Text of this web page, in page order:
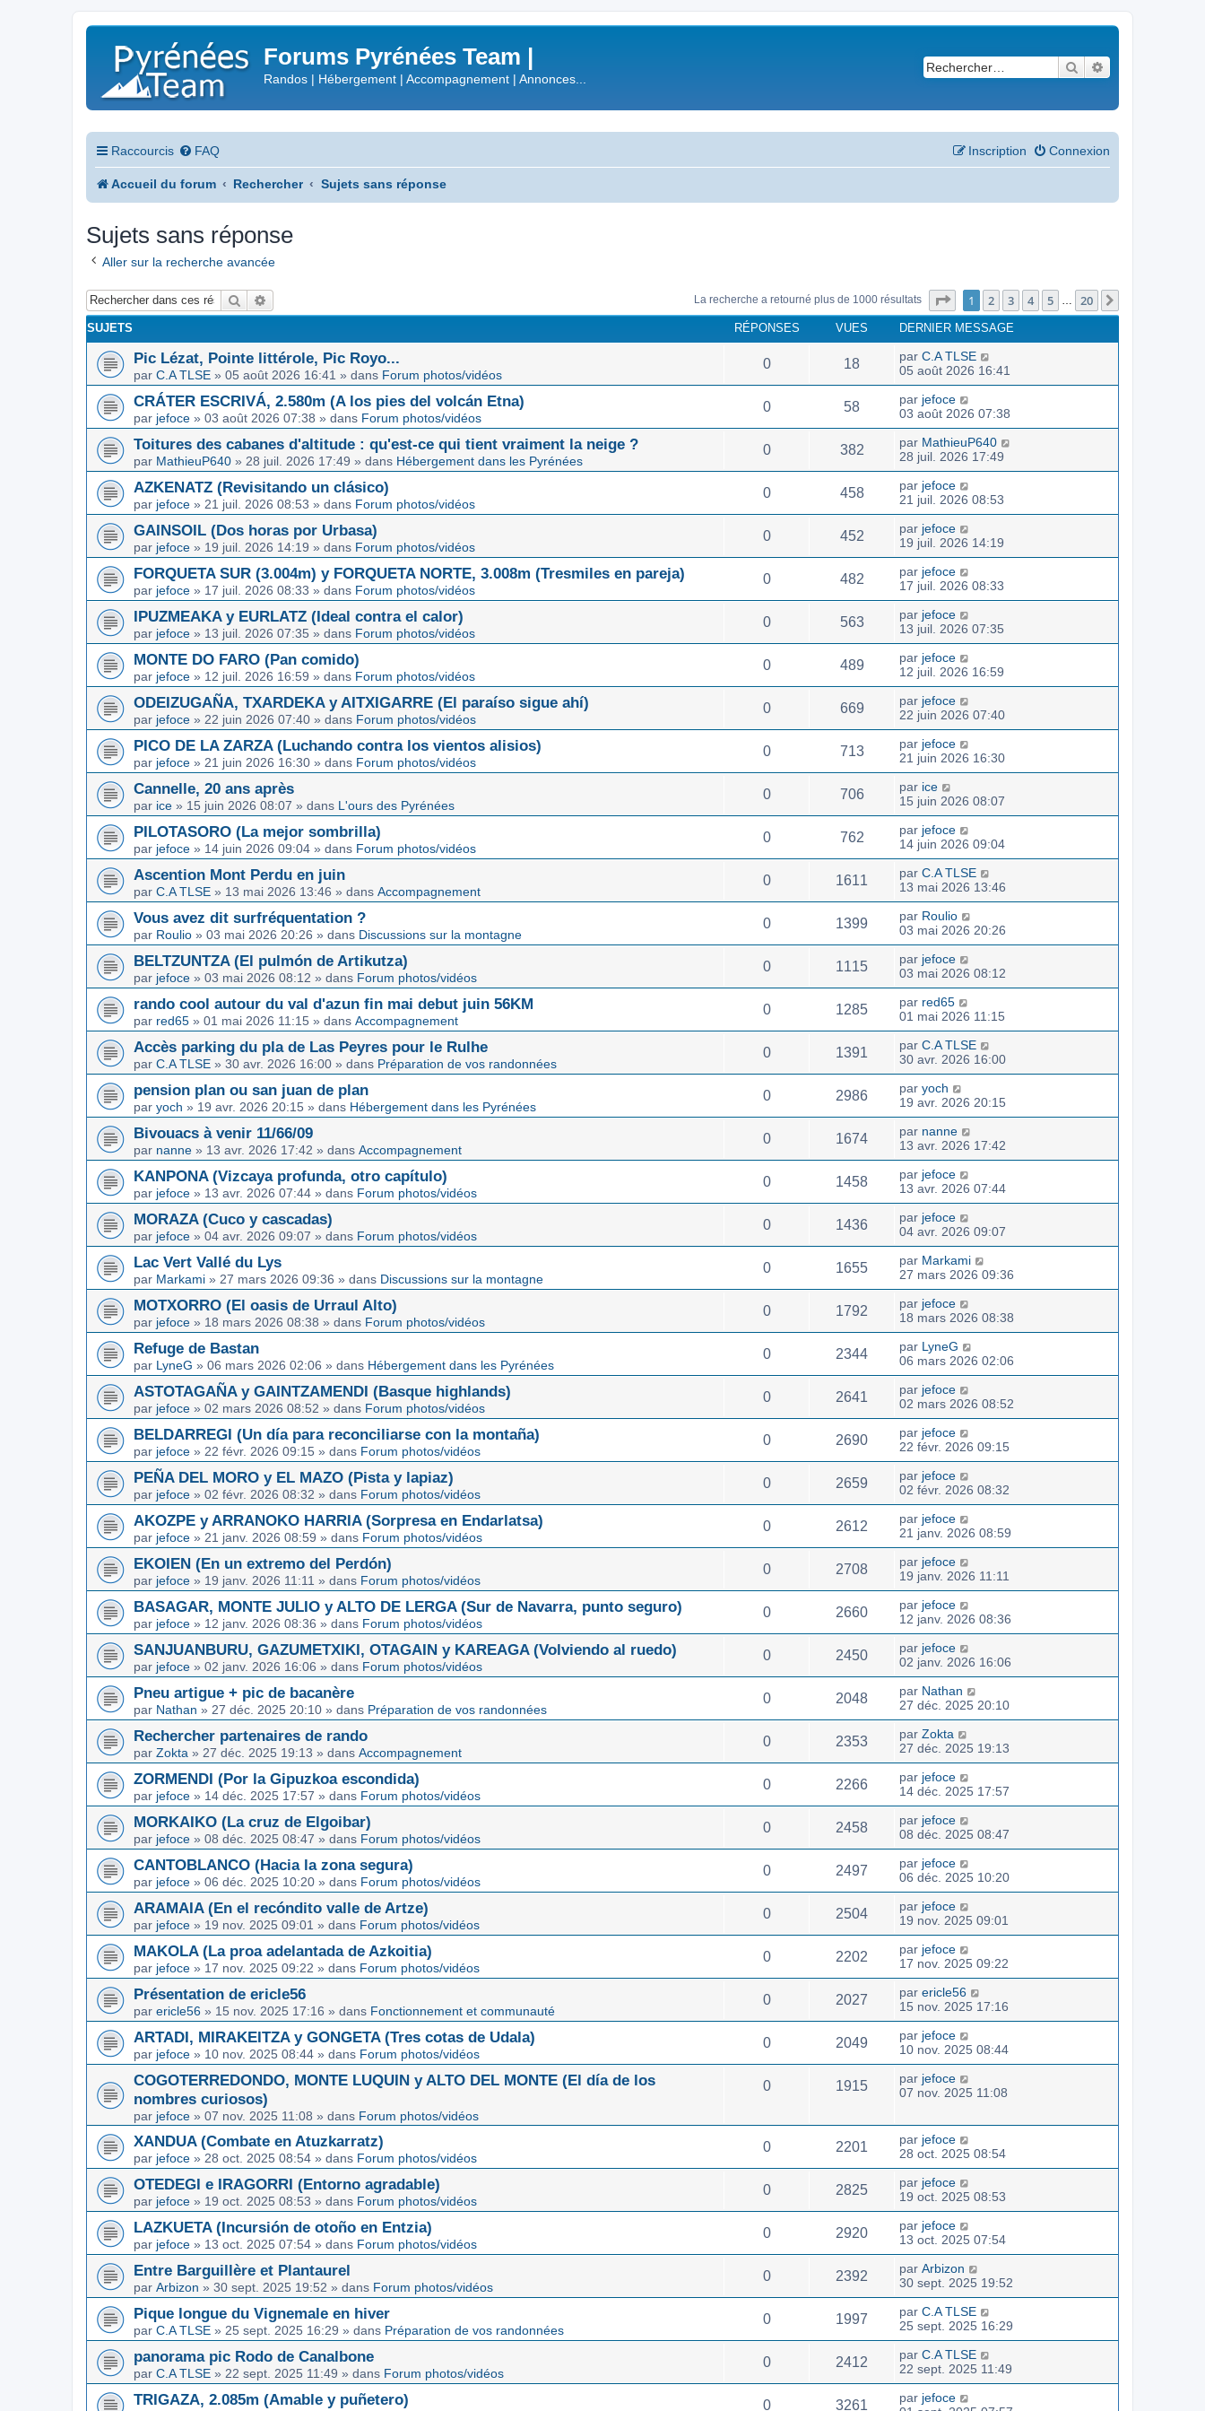
Forums Pyrénées Team |
Randos | Hébergement | Accompagnement | Annonces...
Rechercher
Raccourcis FAQ Connexion
Inscription
Accueil du forum Rechercher Sujets sans réponse
Sujets sans réponse
Aller sur la recherche avancée
Rechercher La recherche a retourné plus de 1000 résultats Page sur20
1 2 3 4 5 … 20
SUJETS RÉPONSES VUES DERNIER MESSAGE
Pic Lézat, Pointe littérole, Pic Royo...
par C.A TLSE » 05 août 2026 16:41 » dans Forum photos/vidéos
0 18 par C.A TLSE
05 août 2026 16:41
CRÁTER ESCRIVÁ, 2.580m (A los pies del volcán Etna)
par jefoce » 03 août 2026 07:38 » dans Forum photos/vidéos
0 58 par jefoce
03 août 2026 07:38
Toitures des cabanes d'altitude : qu'est-ce qui tient vraiment la neige ?
par MathieuP640 » 28 juil. 2026 17:49 » dans Hébergement dans les Pyrénées
0 382 par MathieuP640
28 juil. 2026 17:49
AZKENATZ (Revisitando un clásico)
par jefoce » 21 juil. 2026 08:53 » dans Forum photos/vidéos
0 458 par jefoce
21 juil. 2026 08:53
GAINSOIL (Dos horas por Urbasa)
par jefoce » 19 juil. 2026 14:19 » dans Forum photos/vidéos
0 452 par jefoce
19 juil. 2026 14:19
FORQUETA SUR (3.004m) y FORQUETA NORTE, 3.008m (Tresmiles en pareja)
par jefoce » 17 juil. 2026 08:33 » dans Forum photos/vidéos
0 482 par jefoce
17 juil. 2026 08:33
IPUZMEAKA y EURLATZ (Ideal contra el calor)
par jefoce » 13 juil. 2026 07:35 » dans Forum photos/vidéos
0 563 par jefoce
13 juil. 2026 07:35
MONTE DO FARO (Pan comido)
par jefoce » 12 juil. 2026 16:59 » dans Forum photos/vidéos
0 489 par jefoce
12 juil. 2026 16:59
ODEIZUGAÑA, TXARDEKA y AITXIGARRE (El paraíso sigue ahí)
par jefoce » 22 juin 2026 07:40 » dans Forum photos/vidéos
0 669 par jefoce
22 juin 2026 07:40
PICO DE LA ZARZA (Luchando contra los vientos alisios)
par jefoce » 21 juin 2026 16:30 » dans Forum photos/vidéos
0 713 par jefoce
21 juin 2026 16:30
Cannelle, 20 ans après
par ice » 15 juin 2026 08:07 » dans L'ours des Pyrénées
0 706 par ice
15 juin 2026 08:07
PILOTASORO (La mejor sombrilla)
par jefoce » 14 juin 2026 09:04 » dans Forum photos/vidéos
0 762 par jefoce
14 juin 2026 09:04
Ascention Mont Perdu en juin
par C.A TLSE » 13 mai 2026 13:46 » dans Accompagnement
0 1611 par C.A TLSE
13 mai 2026 13:46
Vous avez dit surfréquentation ?
par Roulio » 03 mai 2026 20:26 » dans Discussions sur la montagne
0 1399 par Roulio
03 mai 2026 20:26
BELTZUNTZA (El pulmón de Artikutza)
par jefoce » 03 mai 2026 08:12 » dans Forum photos/vidéos
0 1115 par jefoce
03 mai 2026 08:12
rando cool autour du val d'azun fin mai debut juin 56KM
par red65 » 01 mai 2026 11:15 » dans Accompagnement
0 1285 par red65
01 mai 2026 11:15
Accès parking du pla de Las Peyres pour le Rulhe
par C.A TLSE » 30 avr. 2026 16:00 » dans Préparation de vos randonnées
0 1391 par C.A TLSE
30 avr. 2026 16:00
pension plan ou san juan de plan
par yoch » 19 avr. 2026 20:15 » dans Hébergement dans les Pyrénées
0 2986 par yoch
19 avr. 2026 20:15
Bivouacs à venir 11/66/09
par nanne » 13 avr. 2026 17:42 » dans Accompagnement
0 1674 par nanne
13 avr. 2026 17:42
KANPONA (Vizcaya profunda, otro capítulo)
par jefoce » 13 avr. 2026 07:44 » dans Forum photos/vidéos
0 1458 par jefoce
13 avr. 2026 07:44
MORAZA (Cuco y cascadas)
par jefoce » 04 avr. 2026 09:07 » dans Forum photos/vidéos
0 1436 par jefoce
04 avr. 2026 09:07
Lac Vert Vallé du Lys
par Markami » 27 mars 2026 09:36 » dans Discussions sur la montagne
0 1655 par Markami
27 mars 2026 09:36
MOTXORRO (El oasis de Urraul Alto)
par jefoce » 18 mars 2026 08:38 » dans Forum photos/vidéos
0 1792 par jefoce
18 mars 2026 08:38
Refuge de Bastan
par LyneG » 06 mars 2026 02:06 » dans Hébergement dans les Pyrénées
0 2344 par LyneG
06 mars 2026 02:06
ASTOTAGAÑA y GAINTZAMENDI (Basque highlands)
par jefoce » 02 mars 2026 08:52 » dans Forum photos/vidéos
0 2641 par jefoce
02 mars 2026 08:52
BELDARREGI (Un día para reconciliarse con la montaña)
par jefoce » 22 févr. 2026 09:15 » dans Forum photos/vidéos
0 2690 par jefoce
22 févr. 2026 09:15
PEÑA DEL MORO y EL MAZO (Pista y lapiaz)
par jefoce » 02 févr. 2026 08:32 » dans Forum photos/vidéos
0 2659 par jefoce
02 févr. 2026 08:32
AKOZPE y ARRANOKO HARRIA (Sorpresa en Endarlatsa)
par jefoce » 21 janv. 2026 08:59 » dans Forum photos/vidéos
0 2612 par jefoce
21 janv. 2026 08:59
EKOIEN (En un extremo del Perdón)
par jefoce » 19 janv. 2026 11:11 » dans Forum photos/vidéos
0 2708 par jefoce
19 janv. 2026 11:11
BASAGAR, MONTE JULIO y ALTO DE LERGA (Sur de Navarra, punto seguro)
par jefoce » 12 janv. 2026 08:36 » dans Forum photos/vidéos
0 2660 par jefoce
12 janv. 2026 08:36
SANJUANBURU, GAZUMETXIKI, OTAGAIN y KAREAGA (Volviendo al ruedo)
par jefoce » 02 janv. 2026 16:06 » dans Forum photos/vidéos
0 2450 par jefoce
02 janv. 2026 16:06
Pneu artigue + pic de bacanère
par Nathan » 27 déc. 2025 20:10 » dans Préparation de vos randonnées
0 2048 par Nathan
27 déc. 2025 20:10
Rechercher partenaires de rando
par Zokta » 27 déc. 2025 19:13 » dans Accompagnement
0 2353 par Zokta
27 déc. 2025 19:13
ZORMENDI (Por la Gipuzkoa escondida)
par jefoce » 14 déc. 2025 17:57 » dans Forum photos/vidéos
0 2266 par jefoce
14 déc. 2025 17:57
MORKAIKO (La cruz de Elgoibar)
par jefoce » 08 déc. 2025 08:47 » dans Forum photos/vidéos
0 2458 par jefoce
08 déc. 2025 08:47
CANTOBLANCO (Hacia la zona segura)
par jefoce » 06 déc. 2025 10:20 » dans Forum photos/vidéos
0 2497 par jefoce
06 déc. 2025 10:20
ARAMAIA (En el recóndito valle de Artze)
par jefoce » 19 nov. 2025 09:01 » dans Forum photos/vidéos
0 2504 par jefoce
19 nov. 2025 09:01
MAKOLA (La proa adelantada de Azkoitia)
par jefoce » 17 nov. 2025 09:22 » dans Forum photos/vidéos
0 2202 par jefoce
17 nov. 2025 09:22
Présentation de ericle56
par ericle56 » 15 nov. 2025 17:16 » dans Fonctionnement et communauté
0 2027 par ericle56
15 nov. 2025 17:16
ARTADI, MIRAKEITZA y GONGETA (Tres cotas de Udala)
par jefoce » 10 nov. 2025 08:44 » dans Forum photos/vidéos
0 2049 par jefoce
10 nov. 2025 08:44
COGOTERREDONDO, MONTE LUQUIN y ALTO DEL MONTE (El día de los
nombres curiosos)
par jefoce » 07 nov. 2025 11:08 » dans Forum photos/vidéos
0 1915 par jefoce
07 nov. 2025 11:08
XANDUA (Combate en Atuzkarratz)
par jefoce » 28 oct. 2025 08:54 » dans Forum photos/vidéos
0 2201 par jefoce
28 oct. 2025 08:54
OTEDEGI e IRAGORRI (Entorno agradable)
par jefoce » 19 oct. 2025 08:53 » dans Forum photos/vidéos
0 2825 par jefoce
19 oct. 2025 08:53
LAZKUETA (Incursión de otoño en Entzia)
par jefoce » 13 oct. 2025 07:54 » dans Forum photos/vidéos
0 2920 par jefoce
13 oct. 2025 07:54
Entre Barguillère et Plantaurel
par Arbizon » 30 sept. 2025 19:52 » dans Forum photos/vidéos
0 2392 par Arbizon
30 sept. 2025 19:52
Pique longue du Vignemale en hiver
par C.A TLSE » 25 sept. 2025 16:29 » dans Préparation de vos randonnées
0 1997 par C.A TLSE
25 sept. 2025 16:29
panorama pic Rodo de Canalbone
par C.A TLSE » 22 sept. 2025 11:49 » dans Forum photos/vidéos
0 2412 par C.A TLSE
22 sept. 2025 11:49
TRIGAZA, 2.085m (Amable y puñetero) 0 3261 par jefoce